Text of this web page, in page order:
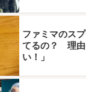
ファミマのス
てるの？ 理由
い！」